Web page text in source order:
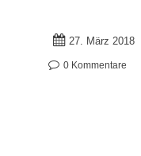
27. März 2018
0 Kommentare